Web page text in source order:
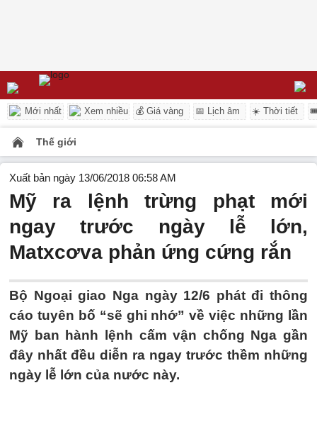
Mới nhất Xem nhiều 💰 Giá vàng 📅 Lịch âm ☀️ Thời tiết
Thế giới
Xuất bản ngày 13/06/2018 06:58 AM
Mỹ ra lệnh trừng phạt mới
ngay trước ngày lễ lớn,
Matxcơva phản ứng cứng rắn
Bộ Ngoại giao Nga ngày 12/6 phát đi thông
cáo tuyên bố “sẽ ghi nhớ” về việc những lần
Mỹ ban hành lệnh cấm vận chống Nga gần
đây nhất đều diễn ra ngay trước thềm những
ngày lễ lớn của nước này.